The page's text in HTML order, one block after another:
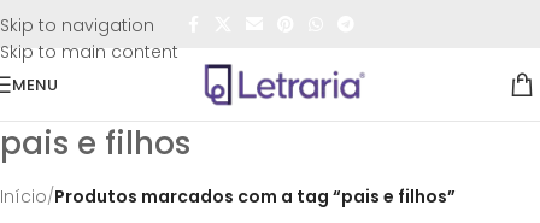
Skip to navigation
Skip to main content
FRETE GRÁTIS
MENU
pais e filhos
Início/Produtos marcados com a tag “pais e filhos”